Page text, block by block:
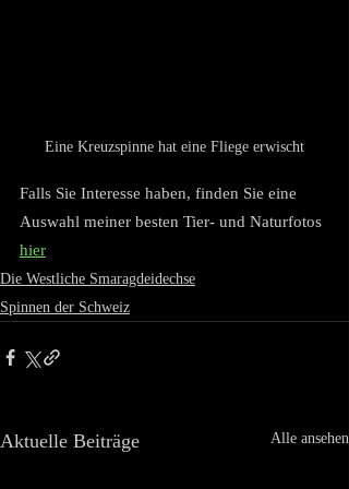
Eine Kreuzspinne hat eine Fliege erwischt
Falls Sie Interesse haben, finden Sie eine
Auswahl meiner besten Tier- und Naturfotos
hier
Die Westliche Smaragdeidechse
Spinnen der Schweiz
Aktuelle Beiträge Alle ansehen